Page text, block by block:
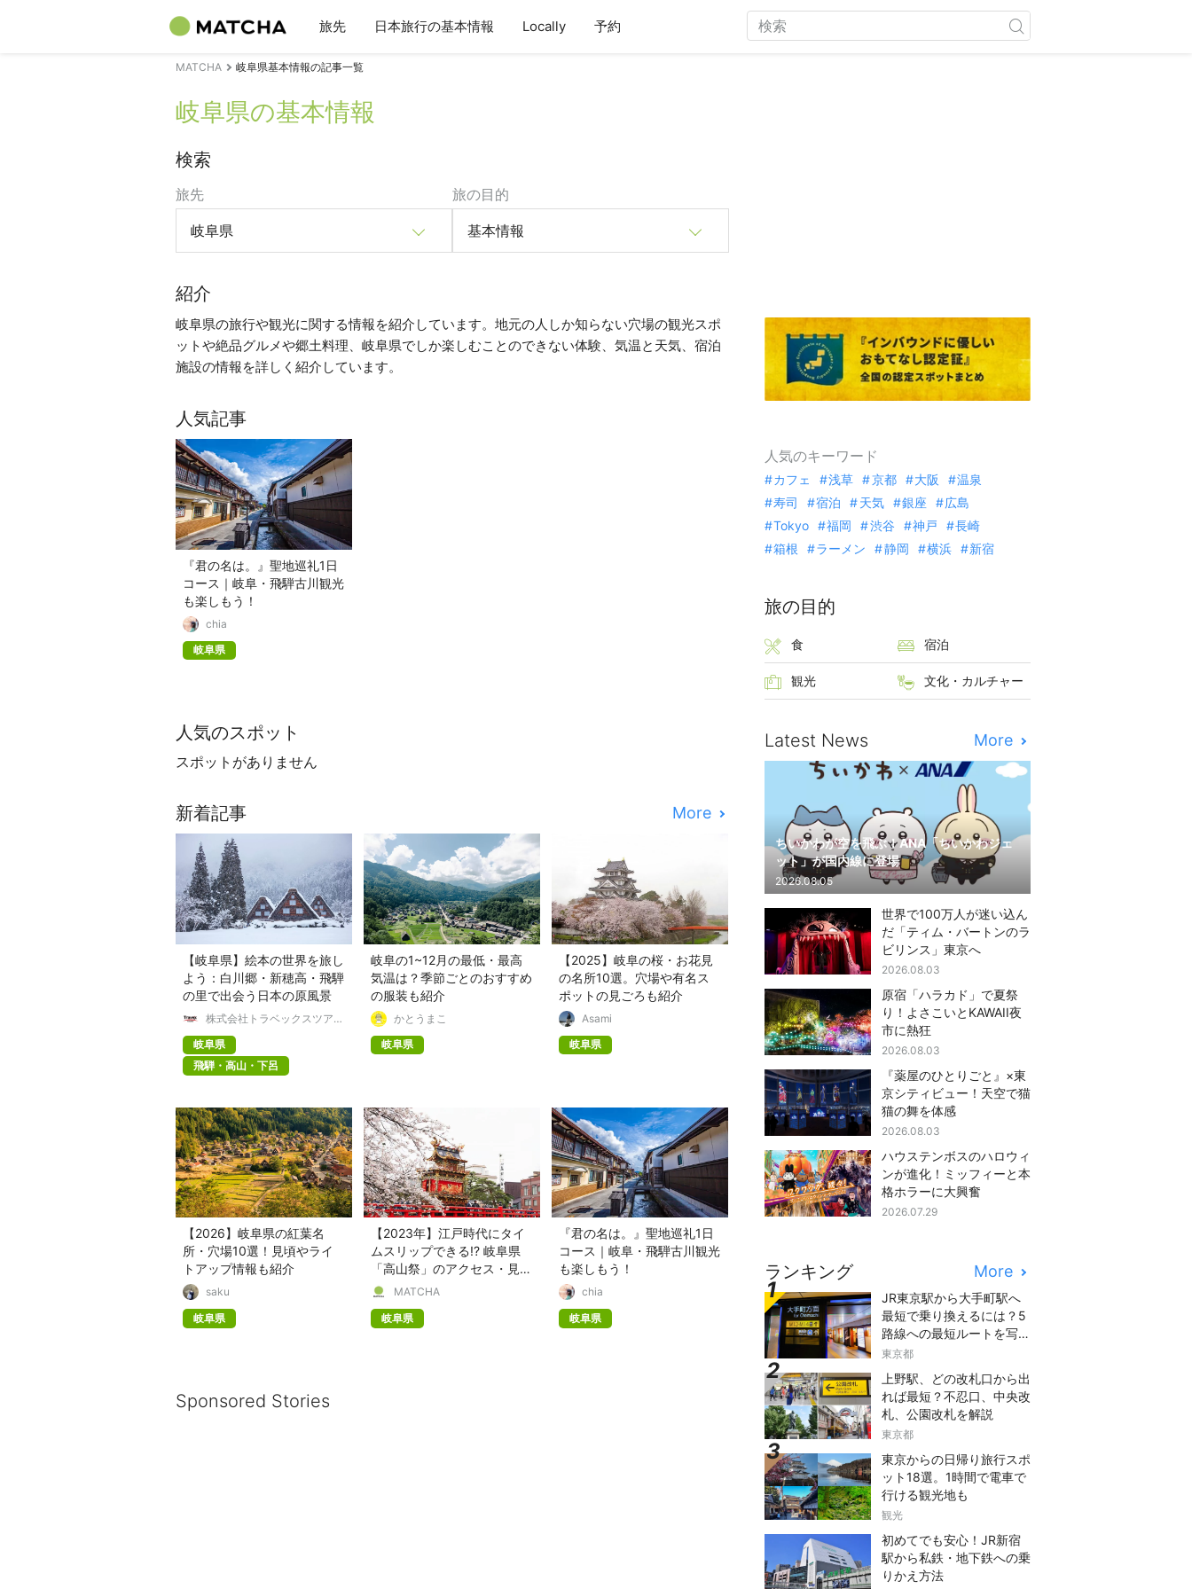
旅先 日本旅行の基本情報 Locally 予約
MATCHA 岐阜県基本情報の記事一覧
岐阜県の基本情報
検索
旅先
岐阜県
旅の目的
基本情報
紹介
岐阜県の旅行や観光に関する情報を紹介しています。地元の人しか知らない穴場の観光スポ
ットや絶品グルメや郷土料理、岐阜県でしか楽しむことのできない体験、気温と天気、宿泊
施設の情報を詳しく紹介しています。
人気記事
『君の名は。』聖地巡礼1日
コース｜岐阜・飛騨古川観光
も楽しもう！
chia
岐阜県
人気のスポット
スポットがありません
新着記事 More
【岐阜県】絵本の世界を旅し
よう：白川郷・新穂高・飛騨
の里で出会う日本の原風景
株式会社トラベックスツアー
ズ
岐阜県
飛騨・高山・下呂
岐阜の1~12月の最低・最高
気温は？季節ごとのおすすめ
の服装も紹介
かとうまこ
岐阜県
【2025】岐阜の桜・お花見
の名所10選。穴場や有名ス
ポットの見ごろも紹介
Asami
岐阜県
【2026】岐阜県の紅葉名
所・穴場10選！見頃やライ
トアップ情報も紹介
saku
岐阜県
【2023年】江戸時代にタイ
ムスリップできる!? 岐阜県
「高山祭」のアクセス・見ど
ころなど
MATCHA
岐阜県
『君の名は。』聖地巡礼1日
コース｜岐阜・飛騨古川観光
も楽しもう！
chia
岐阜県
Sponsored Stories
人気のキーワード
カフェ 浅草 京都 大阪
温泉
寿司
宿泊 天気 銀座
広島
Tokyo
福岡 渋谷 神戸
長崎
箱根
ラーメン 静岡 横浜 新宿
旅の目的
食 宿泊
観光 文化・カルチャー
Latest News More
ちいかわが空を飛ぶ！ANA「ちいかわジェ
ット」が国内線に登場
2026.08.05
世界で100万人が迷い込ん
だ「ティム・バートンのラ
ビリンス」東京へ
2026.08.03
原宿「ハラカド」で夏祭
り！よさこいとKAWAII夜
市に熱狂
2026.08.03
『薬屋のひとりごと』×東
京シティビュー！天空で猫
猫の舞を体感
2026.08.03
ハウステンボスのハロウィ
ンが進化！ミッフィーと本
格ホラーに大興奮
2026.07.29
ランキング More
JR東京駅から大手町駅へ
最短で乗り換えるには？5
路線への最短ルートを写真
つきでご紹介
東京都
上野駅、どの改札口から出
れば最短？不忍口、中央改
札、公園改札を解説
東京都
東京からの日帰り旅行スポ
ット18選。1時間で電車で
行ける観光地も
観光
初めてでも安心！JR新宿
駅から私鉄・地下鉄への乗
りかえ方法